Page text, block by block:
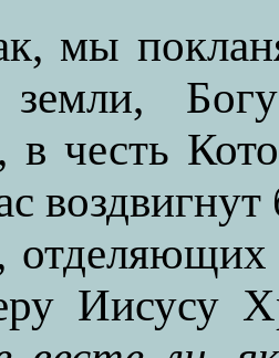
мы
в честь
Иисусу